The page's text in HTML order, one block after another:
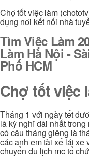
Chợ tốt việc làm
dụng nơi kết nối nhà
Tìm Việc Làm
Làm Hà Nội -
Phố HCM
Chợ tốt việc
Tháng 1 với ngày tết
là kỳ nghĩ dài nhất
có câu tháng giêng là
các anh em tài xế lái xe
chuyển du lịch mc tổ